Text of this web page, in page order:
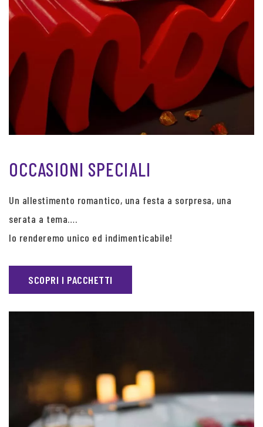
OCCASIONI SPECIALI
Un allestimento romantico, una festa a sorpresa, una
serata a tema….
lo renderemo unico ed indimenticabile!
SCOPRI I PACCHETTI